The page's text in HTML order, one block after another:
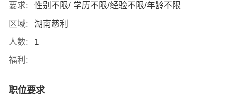
要求:
性别不限/ 学历不限/经验不限/年龄不限
区域:
湖南慈利
人数:
1
福利:
职位要求